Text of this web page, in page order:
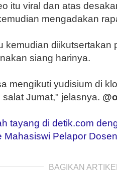
itu viral dan atas
mengadakan
kemudian diikutsertakan
siang harinya.
mengikuti yudisium di
salat Jumat," jelasnya.
tayang di detik.com
Mahasiswi Pelapor Dosen
BAGIKAN